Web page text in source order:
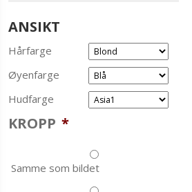
ANSIKT
Hårfarge
Øyenfarge
Hudfarge
KROPP *
Samme som bildet